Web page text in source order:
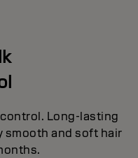
Long-lasting
and soft hair